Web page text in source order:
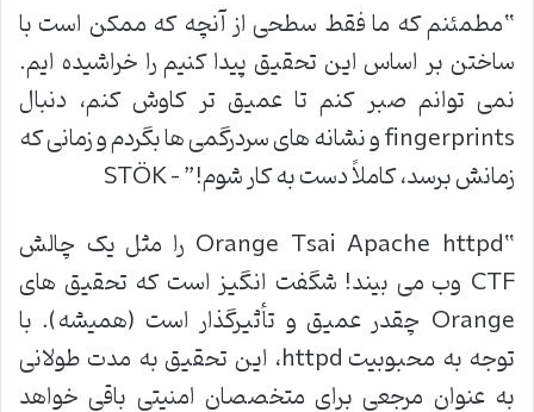
“مطمئنم که ما فقط سطحی از آنچه که ممکن است با
ساختن بر اساس این تحقیق پیدا کنیم را خراشیده ایم.
نمی توانم صبر کنم تا عمیق تر کاوش کنم، دنبال
fingerprintsو نشانه های سردرگمی ها بگردم و زمانی که
زمانش برسد، کاملاً دست به کار شوم!” – STÖK
“Orange Tsai Apache httpd
را مثل یک چالش
CTF وب می بیند! شگفت انگیز است که تحقیق های
Orange چقدر عمیق و تأثیرگذار است (همیشه). با
توجه به محبوبیت
، این تحقیق به مدت طولانی
به عنوان مرجعی برای متخصصان امنیتی باقی خواهد